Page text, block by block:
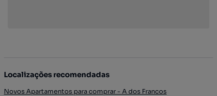
Localizações recomendadas
Novos Apartamentos para comprar - A dos Francos